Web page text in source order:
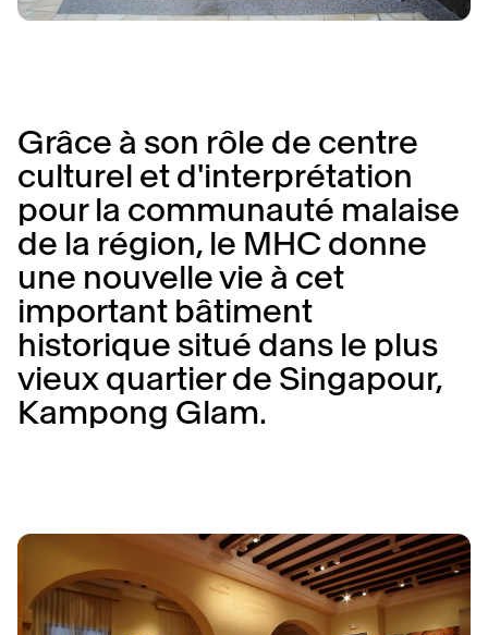
Grâce à son rôle de centre
culturel et d'interprétation
pour la communauté malaise
de la région, le MHC donne
une nouvelle vie à cet
important bâtiment
historique situé dans le plus
vieux quartier de Singapour,
Kampong Glam.